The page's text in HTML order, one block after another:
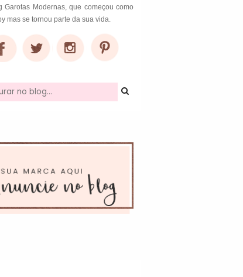
Garotas Modernas, que começou como
mas se tornou parte da sua vida.